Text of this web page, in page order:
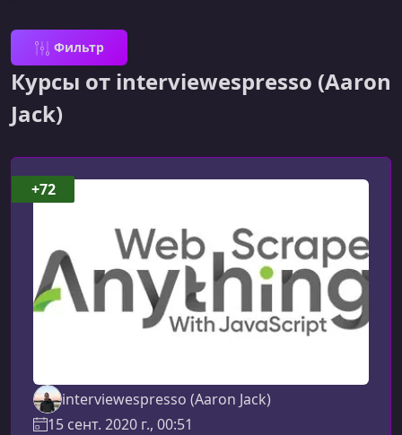
Фильтр
Курсы от interviewespresso (Aaron
Jack)
interviewespresso (Aaron Jack)
15 сент. 2020 г., 00:51
+72